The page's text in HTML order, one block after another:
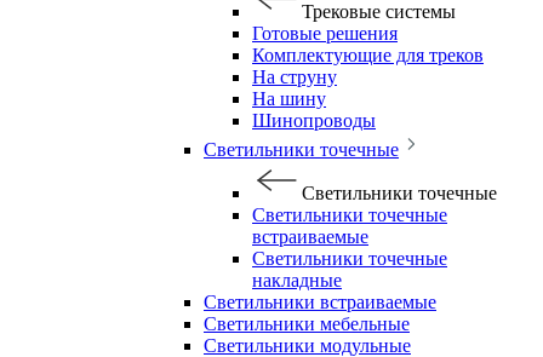
Трековые системы
Готовые решения
Комплектующие для треков
На струну
На шину
Шинопроводы
Светильники точечные
Светильники точечные
Светильники точечные
встраиваемые
Светильники точечные
накладные
Светильники встраиваемые
Светильники мебельные
Светильники модульные